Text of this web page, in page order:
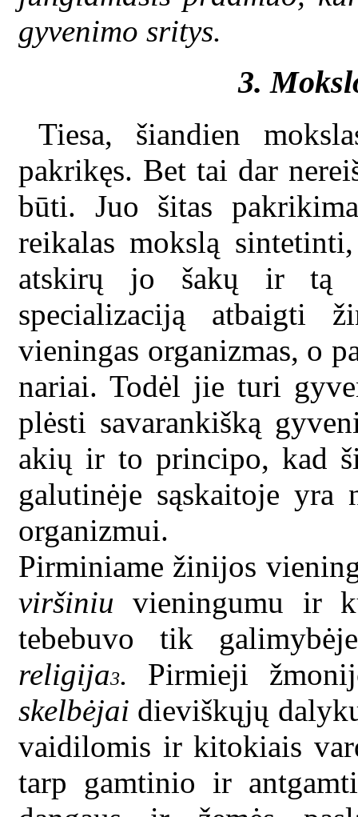
gyvenimo sritys.
3.
Tiesa, šiandien
pakrikęs. Bet tai dar
būti. Juo šitas
reikalas mokslą
atskirų jo šakų ir tą
specializaciją atbaigti
vieningas organizmas, o
nariai. Todėl jie turi
plėsti savarankišką
akių ir to principo, kad
galutinėje sąskaitoje
organizmui.
Pirminiame žinijos
viršiniu vieningumu ir
tebebuvo tik
religija3. Pirmieji
skelbėjai dieviškųjų
vaidilomis ir kitokiais
tarp gamtinio ir